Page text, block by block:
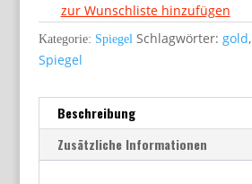
zur Wunschliste hinzufügen
Kategorie: Spiegel Schlagwörter: gold,
Spiegel
Beschreibung
Zusätzliche Informationen